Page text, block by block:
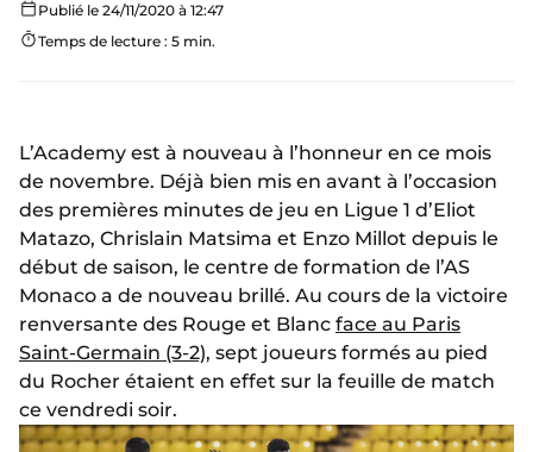
Publié le 24/11/2020 à 12:47
Temps de lecture : 5 min.
L’Academy est à nouveau à l’honneur en ce mois
de novembre. Déjà bien mis en avant à l’occasion
des premières minutes de jeu en Ligue 1 d’Eliot
Matazo, Chrislain Matsima et Enzo Millot depuis le
début de saison, le centre de formation de l’AS
Monaco a de nouveau brillé. Au cours de la victoire
renversante des Rouge et Blanc face au Paris
Saint-Germain (3-2), sept joueurs formés au pied
du Rocher étaient en effet sur la feuille de match
ce vendredi soir.